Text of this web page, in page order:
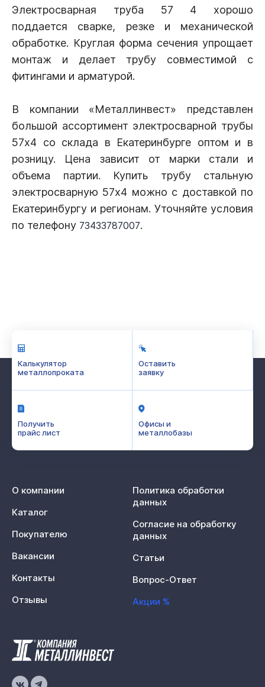
Электросварная труба 57 4 хорошо
поддается сварке, резке и механической
обработке. Круглая форма сечения упрощает
монтаж и делает трубу совместимой с
фитингами и арматурой.
В компании «Металлинвест» представлен
большой ассортимент электросварной трубы
57х4 со склада в Екатеринбурге оптом и в
розницу. Цена зависит от марки стали и
объема партии. Купить трубу стальную
электросварную 57х4 можно с доставкой по
Екатеринбургу и регионам. Уточняйте условия
по телефону 73433787007.
Калькулятор
металлопроката
Оставить
заявку
Получить
прайс лист
Офисы и
металлобазы
О компании
Каталог
Покупателю
Вакансии
Контакты
Отзывы
Политика обработки
данных
Согласие на обработку
данных
Статьи
Вопрос-Ответ
Акции %